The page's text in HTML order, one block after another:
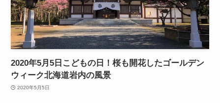
2020年5月5日こどもの日！桜も開花したゴールデン
ウィーク北海道岩内の風景
2020年5月5日